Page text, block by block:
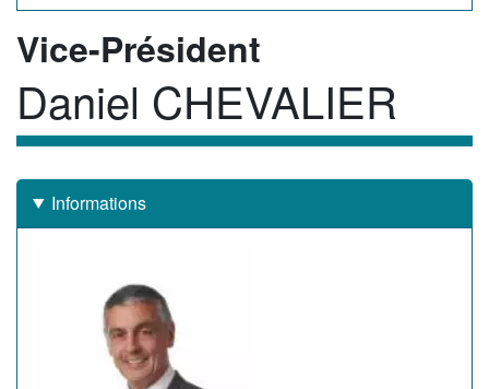
Rôle
Vice-Président
Membre
Daniel CHEVALIER
Informations